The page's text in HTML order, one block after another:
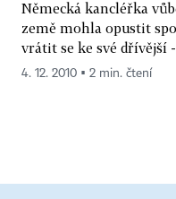
Německá kancléřka
země mohla opustit
vrátit se ke své dřívější
4. 12. 2010 ▪ 2 min. čtení